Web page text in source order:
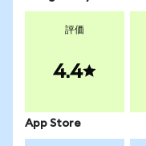
評価
4.4
App Store